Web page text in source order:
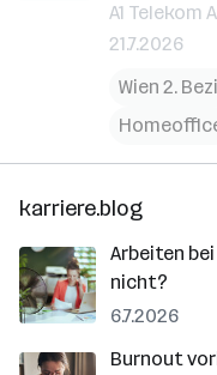
A1 Telekom
21.7.2026
Wien 2.
karriere.blog
Arbeiten
nicht?
6.7.2026
Burnout